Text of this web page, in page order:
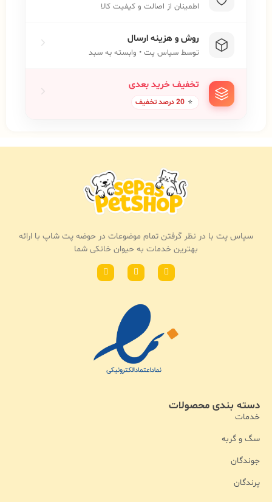
اطمینان از اصالت و کیفیت کالا
روش و هزینه ارسال
توسط سپاس پت • وابسته به سبد
تخفیف خرید بعدی
⭐ 20 درصد تخفیف
دسته بندی محصولات
خدمات
سگ و گربه
جوندگان
پرندگان
سپاس پت با در نظر گرفتن تمام موضوعات در حوضه پت شاپ با ارائه
بهترین خدمات به حیوان خانکی شما